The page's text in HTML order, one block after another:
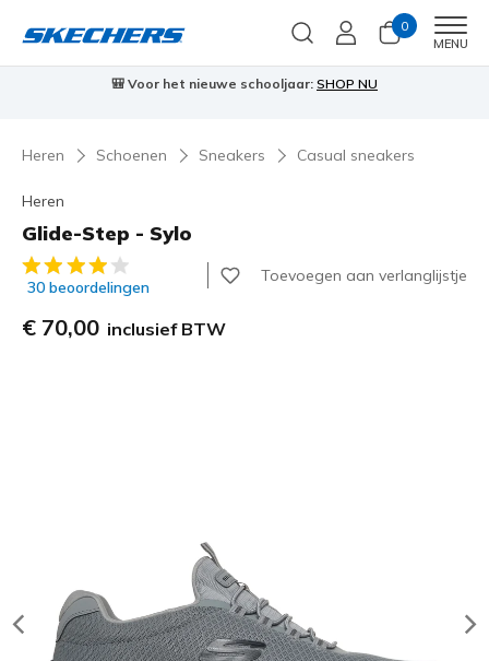
0
MENU
Skechers VIP:45 dagen retourrecht voor ledenMeld je aan
Heren Schoenen Sneakers Casual sneakers
Heren
Glide-Step - Sylo
5 van de 5 klantbeoordelingen
30 beoordelingen
Toevoegen aan verlanglijstje
€ 70,00 inclusief BTW